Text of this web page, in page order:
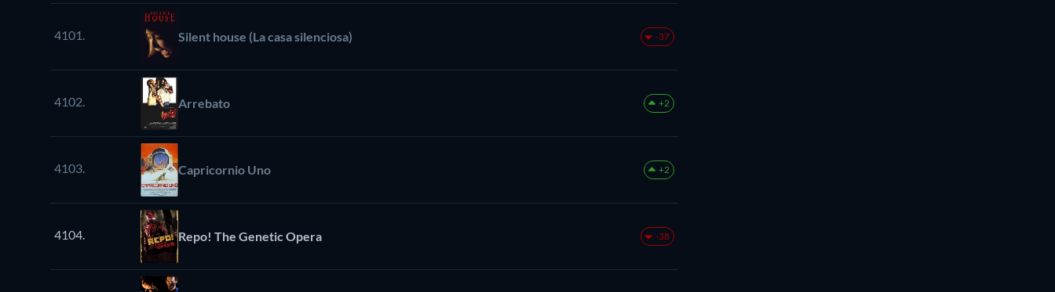
4101. Silent house (La casa silenciosa) -37
4102. Arrebato +2
4103. Capricornio Uno +2
4104. Repo! The Genetic Opera -38